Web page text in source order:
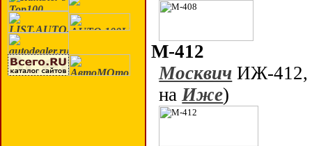
М-412
Москвич ИЖ-412,
наИже)